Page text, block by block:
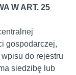
W ART. 25
gospodarczej,
do rejestru
siedzibę lub